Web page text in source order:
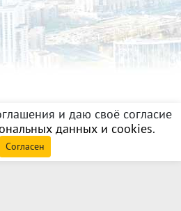
и даю своё согласие
данных и cookies.
Согласен